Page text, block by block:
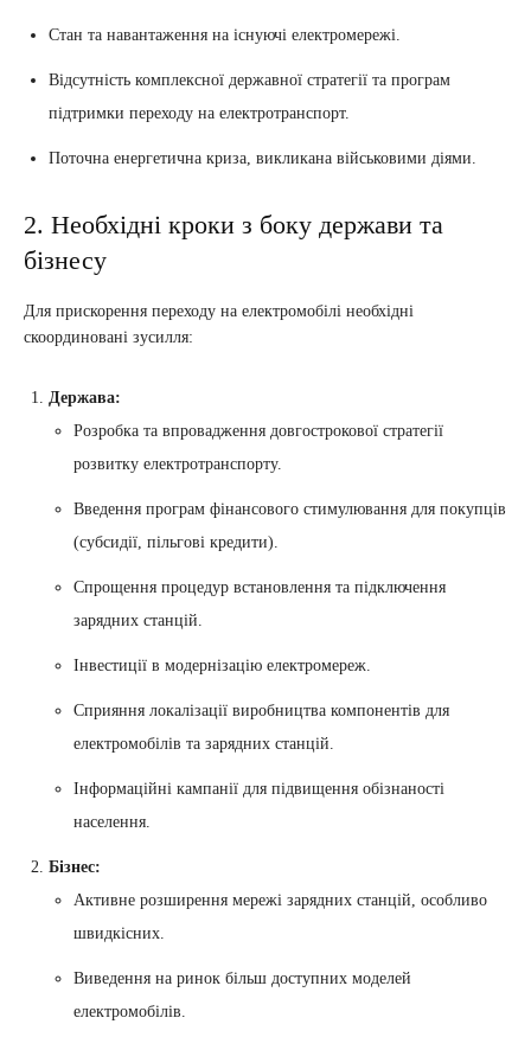
Стан та навантаження на існуючі електромережі.
Відсутність комплексної державної стратегії та програм
підтримки переходу на електротранспорт.
Поточна енергетична криза, викликана військовими діями.
2. Необхідні кроки з боку держави та
бізнесу
Для прискорення переходу на електромобілі необхідні
скоординовані зусилля:
Держава:
Розробка та впровадження довгострокової стратегії
розвитку електротранспорту.
Введення програм фінансового стимулювання для покупців
(субсидії, пільгові кредити).
Спрощення процедур встановлення та підключення
зарядних станцій.
Інвестиції в модернізацію електромереж.
Сприяння локалізації виробництва компонентів для
електромобілів та зарядних станцій.
Інформаційні кампанії для підвищення обізнаності
населення.
Бізнес:
Активне розширення мережі зарядних станцій, особливо
швидкісних.
Виведення на ринок більш доступних моделей
електромобілів.